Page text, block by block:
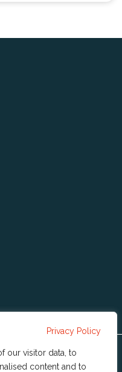
Privacy Policy
our visitor data, to
content and to